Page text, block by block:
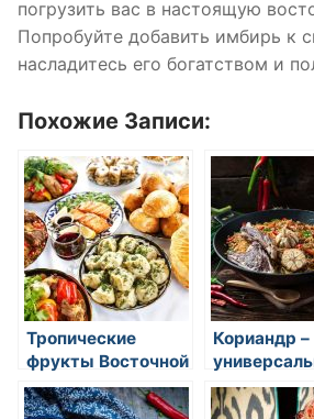
погрузить вас в настоящую
Попробуйте добавить имбирь к
насладитесь его богатством и
Похожие Записи:
Тропические
фрукты Восточной
кухни: экзотика,
вкус и польза
Кориандр –
специя в
восточных